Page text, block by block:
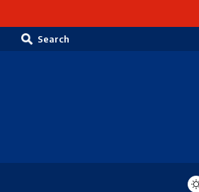
Search